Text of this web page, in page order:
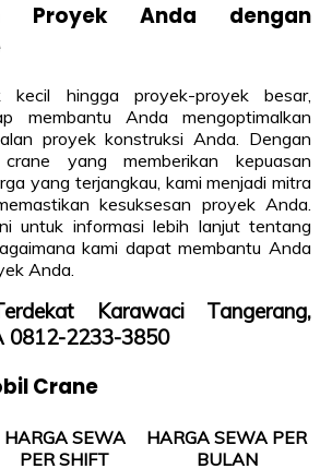
Proyek Anda dengan
kecil hingga proyek-proyek besar,
membantu Anda mengoptimalkan
proyek konstruksi Anda. Dengan
yang memberikan kepuasan
yang terjangkau, kami menjadi mitra
kesuksesan proyek Anda.
untuk informasi lebih lanjut tentang
kami dapat membantu Anda
Anda.
Karawaci Tangerang,
0812-2233-3850
Crane
HARGA SEWA
PER SHIFT
HARGA SEWA PER
BULAN